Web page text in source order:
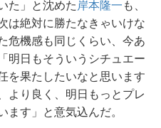
た」と沈めた 岸本隆一 も、
は絶対に勝たなきゃいけな
危機感も同じくらい、今あ
明日もそういうシチュエー
を果たしたいなと思います
より良く、明日もっとプレ
ます」と意気込んだ。